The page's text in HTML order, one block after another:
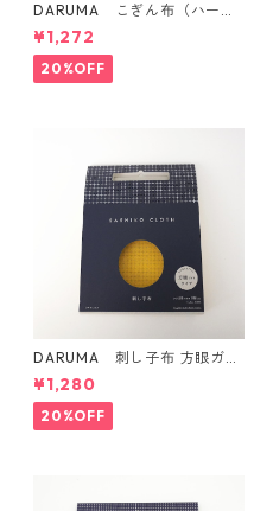
DARUMA こぎん布（ハード
タイプ）
¥1,272
20%OFF
DARUMA 刺し子布 方眼ガイ
ドタイプ Col.4 カラシ
¥1,280
20%OFF